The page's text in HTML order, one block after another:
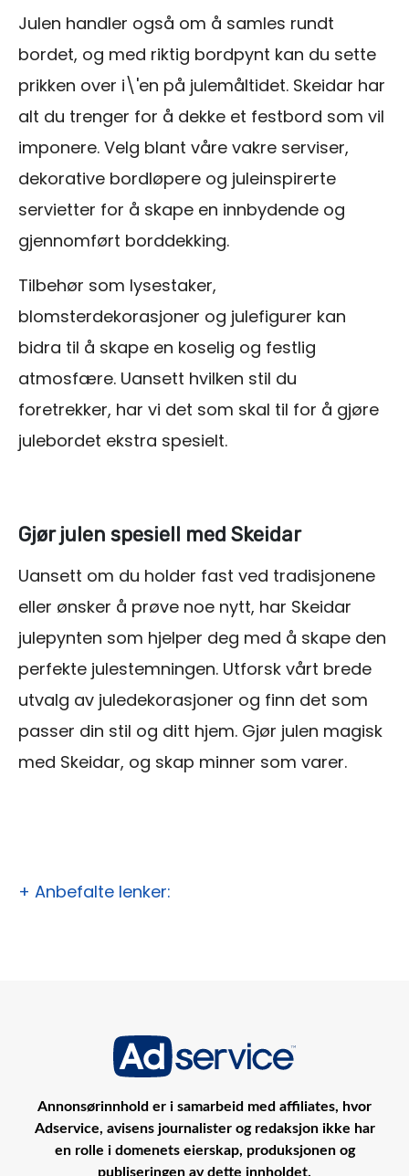
Julen handler også om å samles rundt
bordet, og med riktig bordpynt kan du sette
prikken over i\'en på julemåltidet. Skeidar har
alt du trenger for å dekke et festbord som vil
imponere. Velg blant våre vakre serviser,
dekorative bordløpere og juleinspirerte
servietter for å skape en innbydende og
gjennomført borddekking.
Tilbehør som lysestaker,
blomsterdekorasjoner og julefigurer kan
bidra til å skape en koselig og festlig
atmosfære. Uansett hvilken stil du
foretrekker, har vi det som skal til for å gjøre
julebordet ekstra spesielt.
Gjør julen spesiell med Skeidar
Uansett om du holder fast ved tradisjonene
eller ønsker å prøve noe nytt, har Skeidar
julepynten som hjelper deg med å skape den
perfekte julestemningen. Utforsk vårt brede
utvalg av juledekorasjoner og finn det som
passer din stil og ditt hjem. Gjør julen magisk
med Skeidar, og skap minner som varer.
+ Anbefalte lenker:
Annonsørinnhold er i samarbeid med affiliates, hvor
Adservice, avisens journalister og redaksjon ikke har
en rolle i domenets eierskap, produksjonen og
publiseringen av dette innholdet.